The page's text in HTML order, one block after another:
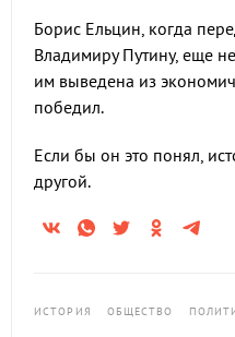
Борис Ельцин, когда
Владимиру Путину, еще
им выведена из
победил.
Если бы он это понял,
другой.
ИСТОРИЯ ОБЩЕСТВО